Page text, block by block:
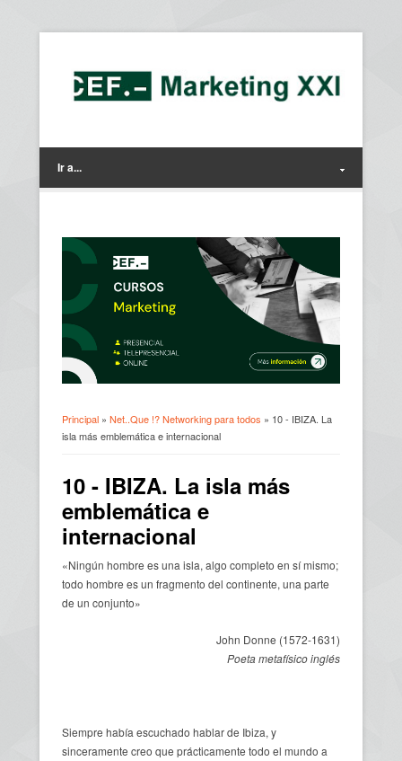
Ir a...
Principal » Net..Que !? Networking para todos » 10 - IBIZA. La
isla más emblemática e internacional
10 - IBIZA. La isla más
emblemática e
internacional
«Ningún hombre es una isla, algo completo en sí mismo;
todo hombre es un fragmento del continente, una parte
de un conjunto»
John Donne (1572-1631)
Poeta metafísico inglés
Siempre había escuchado hablar de Ibiza, y
sinceramente creo que prácticamente todo el mundo a